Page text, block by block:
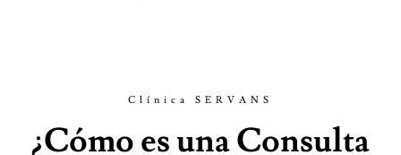
Clínica SERVANS
¿Cómo es una Consulta